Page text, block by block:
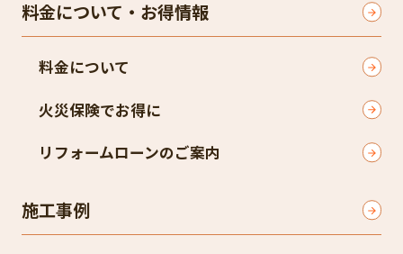
料金について・お得情報
料金について
火災保険でお得に
リフォームローンのご案内
施工事例